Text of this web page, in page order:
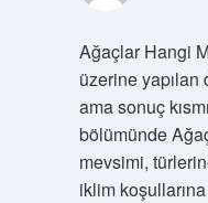
Ağaçlar Hangi
üzerine
ama sonuç
bölümünde
mevsimi,
iklim